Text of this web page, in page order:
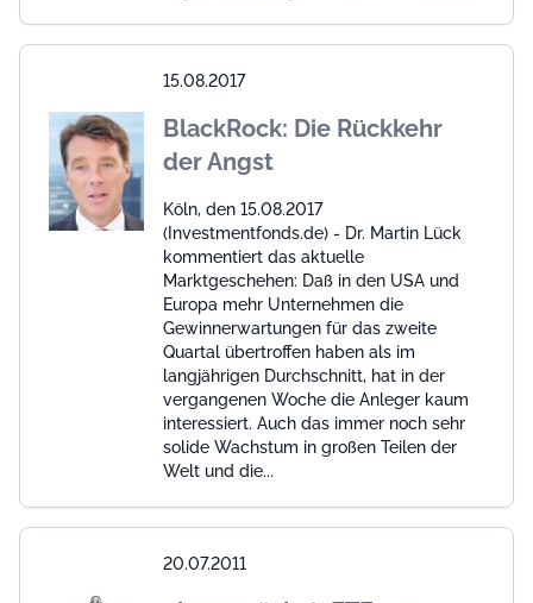
15.08.2017
BlackRock: Die Rückkehr
der Angst
Köln, den 15.08.2017
(Investmentfonds.de) - Dr. Martin Lück
kommentiert das aktuelle
Marktgeschehen: Daß in den USA und
Europa mehr Unternehmen die
Gewinnerwartungen für das zweite
Quartal übertroffen haben als im
langjährigen Durchschnitt, hat in der
vergangenen Woche die Anleger kaum
interessiert. Auch das immer noch sehr
solide Wachstum in großen Teilen der
Welt und die...
20.07.2011